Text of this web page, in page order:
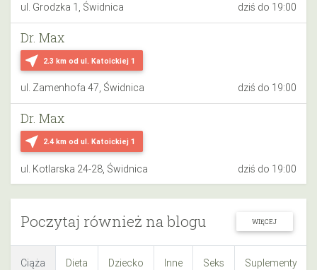
ul. Grodzka 1, Świdnica dziś do 19:00
near_me 2.3 km od ul. Katoickiej 1
Dr. Max
ul. Zamenhofa 47, Świdnica dziś do 19:00
near_me 2.4 km od ul. Katoickiej 1
Dr. Max
ul. Kotlarska 24-28, Świdnica dziś do 19:00
Poczytaj również na blogu WIĘCEJ
Ciąża Dieta Dziecko Inne Seks Suplementy